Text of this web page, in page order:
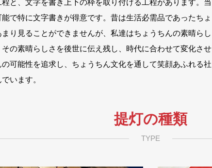
と、文字を書き上下の枠を取り付ける工程があります。当
で特に文字書きが得意です。昔は生活必需品であったちょ
り見ることができませんが、私達はちょうちんの素晴らし
の素晴らしさを後世に伝え残し、時代に合わせて変化させ
可能性を追求し、ちょうちん文化を通して笑顔あふれる社
います。
提灯の種類
TYPE